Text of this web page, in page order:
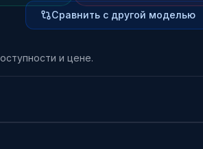
Сравнить с другой моделью
и цене.